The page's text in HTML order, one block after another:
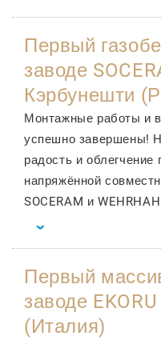
Первый
заводе
Кэрбунешти
Монтажные работы и
успешно завершены!
радость и облегчение
напряжённой
SOCERAM и
Первый
заводе
(Италия)